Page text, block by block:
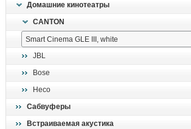
проигрыватели
климатехника
отопительные котлы
Домашние кинотеатры
CANTON
JBL
Bose
Heco
Сабвуферы
Встраиваемая акустика